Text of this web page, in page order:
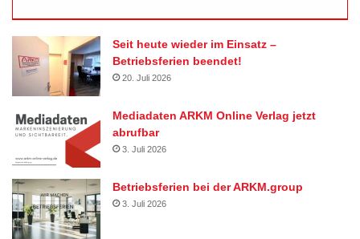
Seit heute wieder im Einsatz –
Betriebsferien beendet!
20. Juli 2026
Mediadaten ARKM Online Verlag jetzt
abrufbar
3. Juli 2026
Betriebsferien bei der ARKM.group
3. Juli 2026